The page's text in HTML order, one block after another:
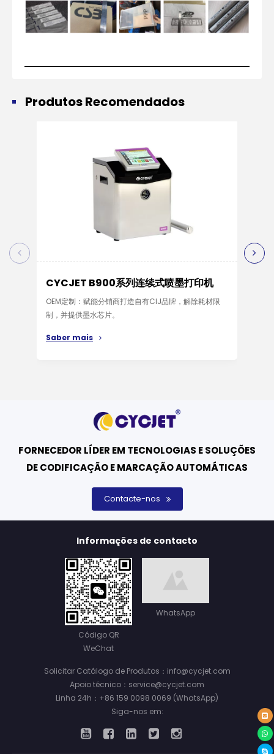
Produtos Recomendados
CYCJET B900系列连续式喷墨打印机
OEM定制：赋能分销商打造自有CIJ品牌，解除耗材限
制，并提供墨水芯片。
Saber mais
FORNECEDOR LÍDER EM TECNOLOGIAS E SOLUÇÕES
DE CODIFICAÇÃO E MARCAÇÃO AUTOMÁTICAS
Contacte-nos
Informações de contacto
Código QR
WeChat
WhatsApp
Solicitar Catálogo de Produtos：info@cycjet.com
Apoio técnico：service@cycjet.com
Linha 24h：+86 159 0098 0069 (WhatsApp)
Siga-nos em: